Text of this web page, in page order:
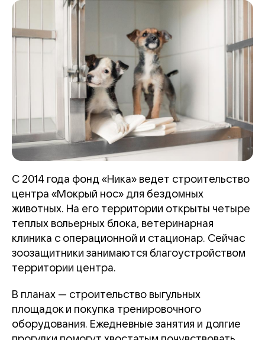
С 2014 года фонд «Ника» ведет строительство
центра «Мокрый нос» для бездомных
животных. На его территории открыты четыре
теплых вольерных блока, ветеринарная
клиника с операционной и стационар. Сейчас
зоозащитники занимаются благоустройством
территории центра.
В планах — строительство выгульных
площадок и покупка тренировочного
оборудования. Ежедневные занятия и долгие